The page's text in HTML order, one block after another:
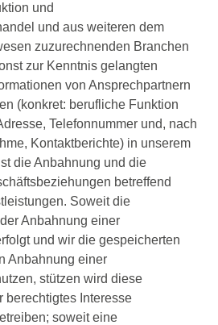
und
und aus weiteren dem
zuzurechnenden Branchen
zur Kenntnis gelangten
von Ansprechpartnern
(konkret: berufliche Funktion
Telefonnummer und, nach
Kontaktberichte) in unserem
die Anbahnung und die
betreffend
Soweit die
Anbahnung einer
und wir die gespeicherten
Anbahnung einer
stützen wird diese
berechtigtes Interesse
soweit eine